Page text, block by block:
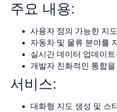
주요 내용:
사용자 정의 가능한 지
자동차 및 물류 분야를
실시간 데이터 업데이
개발자 친화적인 통합
서비스:
대화형 지도 생성 및 스